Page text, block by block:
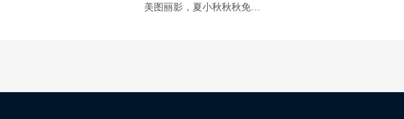
美图丽影，夏小秋秋秋免费在线观看，高清照片让你大饱眼福